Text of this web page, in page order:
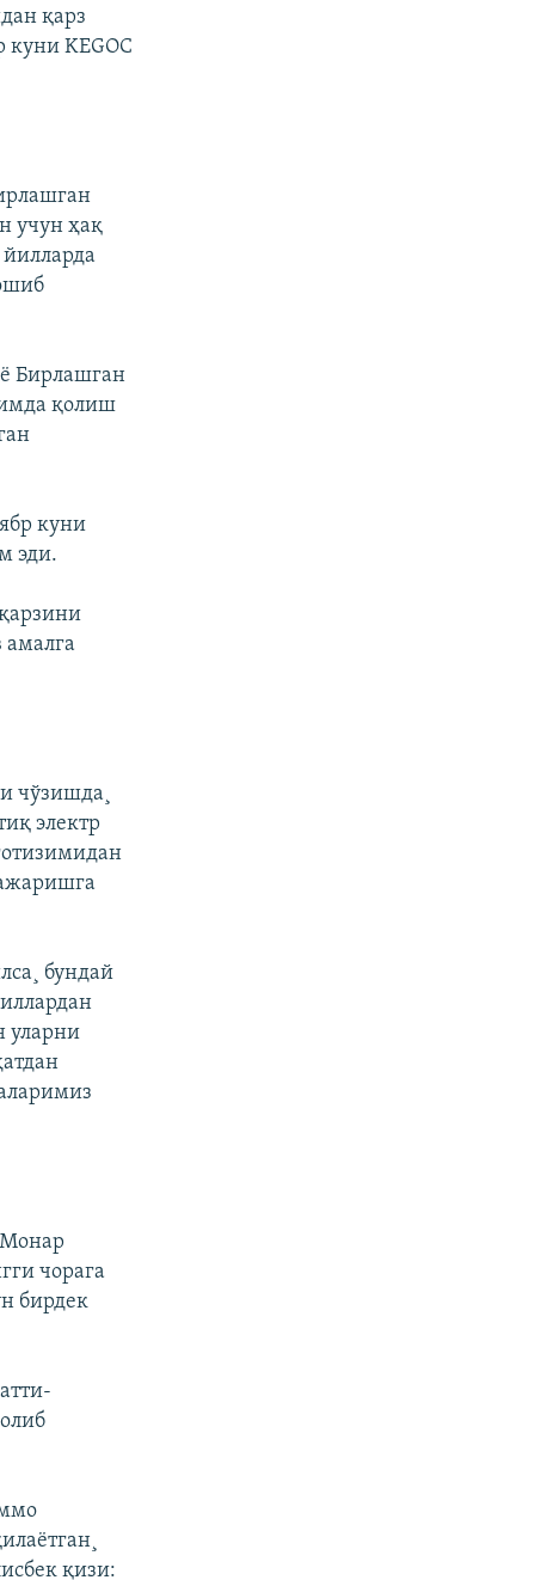
қарз
KEGOC
учун ҳақ
Бирлашган
қолиш
куни
эди.
амалга
чўзишда¸
электр
бундай
уларни
Монар
чорага
бирдек
қизи: